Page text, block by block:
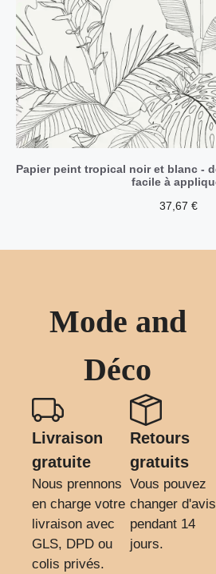
Papier peint tropical noir et blanc -
facile à
37,67 €
Mode and
Déco
Livraison
gratuite
Nous prennons
en charge votre
livraison avec
GLS, DPD ou
colis privés.
Retours
gratuits
Vous pouvez
changer d'avis
pendant 14
jours.